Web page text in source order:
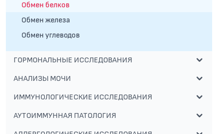
Обмен белков
Обмен железа
Обмен углеводов
ГОРМОНАЛЬНЫЕ ИССЛЕДОВАНИЯ
АНАЛИЗЫ МОЧИ
ИММУНОЛОГИЧЕСКИЕ ИССЛЕДОВАНИЯ
АУТОИММУННАЯ ПАТОЛОГИЯ